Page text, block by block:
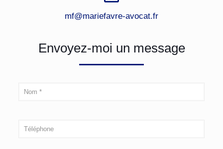
mf@mariefavre-avocat.fr
Envoyez-moi un message